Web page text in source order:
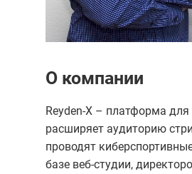
О компании
Reyden-X – платформа
расширяет аудиторию
проводят
базе веб-студии,